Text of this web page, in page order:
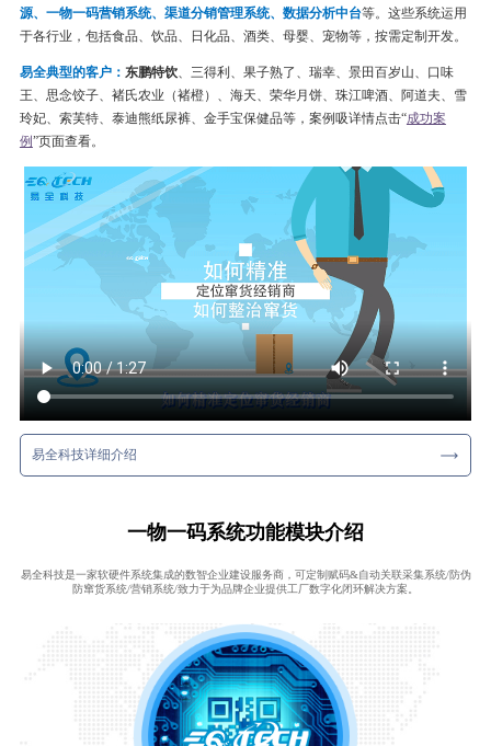
源、一物一码营销系统、渠道分销管理系统、数据分析中台等。这些系统运用
于各行业，包括食品、饮品、日化品、酒类、母婴、宠物等，按需定制开发。
易全典型的客户： 东鹏特饮、三得利、果子熟了、瑞幸、 景田百岁山、口味
王、思念饺子、 褚氏农业（褚橙）、 海天、荣华月饼、 珠江啤酒、 阿道夫、雪
玲妃、索芙特、泰迪熊纸尿裤、金手宝保健品等，案例吸详情点击“成功案
例”页面查看。
易全科技详细介绍
一物一码系统功能模块介绍
易全科技是一家软硬件系统集成的数智企业建设服务商，可定制赋码&自动关联采集系统/防伪
防窜货系统/营销系统/致力于为品牌企业提供工厂数字化闭环解决方案。